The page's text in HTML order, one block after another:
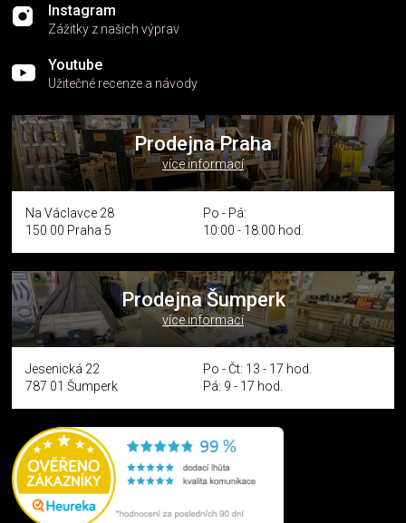
Instagram
Zážitky z našich výprav
Youtube
Užitečné recenze a návody
Prodejna Praha
více informací
Na Václavce 28
150 00 Praha 5
Po - Pá:
10:00 - 18:00 hod.
Prodejna Šumperk
více informací
Jesenická 22
787 01 Šumperk
Po - Čt: 13 - 17 hod.
Pá: 9 - 17 hod.